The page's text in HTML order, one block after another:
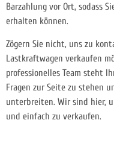
Barzahlung vor Ort, sodass
erhalten können.
Zögern Sie nicht, uns zu
Lastkraftwagen verkaufen
professionelles Team steht
Fragen zur Seite zu stehen
unterbreiten. Wir sind hier,
und einfach zu verkaufen.